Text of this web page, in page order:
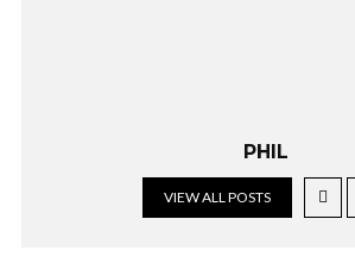
PHIL
VIEW ALL POSTS